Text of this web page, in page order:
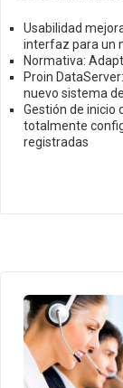
Usabilidad
interfaz para un
Normativa:
Proin
nuevo sistema
Gestión de inicio
totalmente
registradas